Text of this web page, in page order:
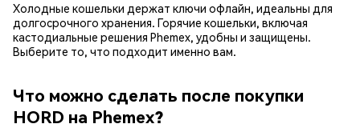
Холодные кошельки держат ключи офлайн, идеальны для
долгосрочного хранения. Горячие кошельки, включая
кастодиальные решения Phemex, удобны и защищены.
Выберите то, что подходит именно вам.
Что можно сделать после покупки
HORD на Phemex?